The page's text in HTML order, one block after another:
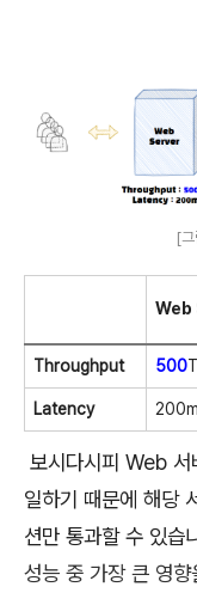
[
Web
Throughput 500
Latency
보시다시피 Web
일하기 때문에 해당
션만 통과할 수 있습
성능 중 가장 큰 영